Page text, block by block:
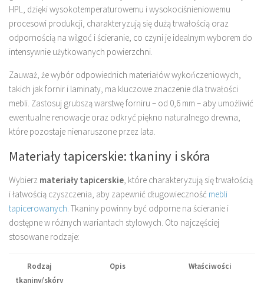
HPL, dzięki wysokotemperaturowemu i wysokociśnieniowemu
procesowi produkcji, charakteryzują się dużą trwałością oraz
odpornością na wilgoć i ścieranie, co czyni je idealnym wyborem do
intensywnie użytkowanych powierzchni.
Zauważ, że wybór odpowiednich materiałów wykończeniowych,
takich jak fornir i laminaty, ma kluczowe znaczenie dla trwałości
mebli. Zastosuj grubszą warstwę forniru – od 0,6 mm – aby umożliwić
ewentualne renowacje oraz odkryć piękno naturalnego drewna,
które pozostaje nienaruszone przez lata.
Materiały tapicerskie: tkaniny i skóra
Wybierz materiały tapicerskie , które charakteryzują się trwałością
i łatwością czyszczenia, aby zapewnić długowieczność mebli
tapicerowanych . Tkaniny powinny być odporne na ścieranie i
dostępne w różnych wariantach stylowych. Oto najczęściej
stosowane rodzaje:
Rodzaj
tkaniny/skóry
Opis Właściwości